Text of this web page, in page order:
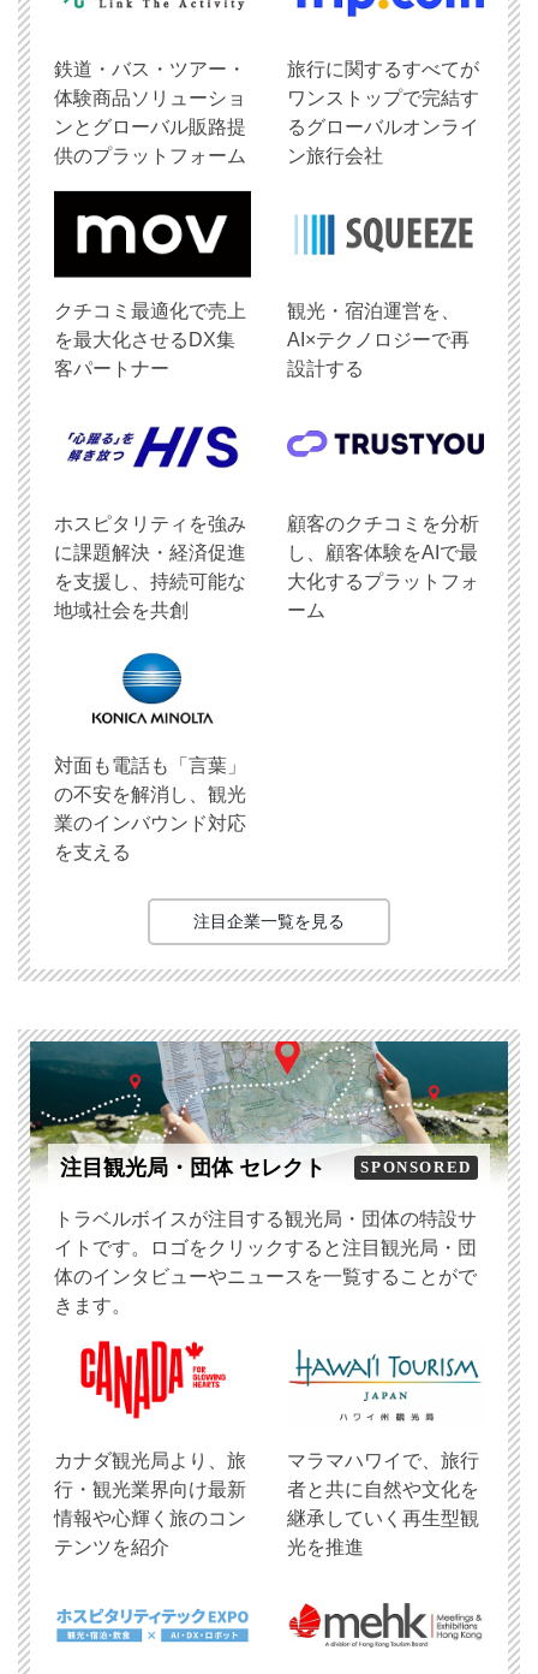
鉄道・バス・ツアー・
体験商品ソリューショ
ンとグローバル販路提
供のプラットフォーム
旅行に関するすべてが
ワンストップで完結す
るグローバルオンライ
ン旅行会社
クチコミ最適化で売上
を最大化させるDX集
客パートナー
観光・宿泊運営を、
AI×テクノロジーで再
設計する
ホスピタリティを強み
に課題解決・経済促進
を支援し、持続可能な
地域社会を共創
顧客のクチコミを分析
し、顧客体験をAIで最
大化するプラットフォ
ーム
対面も電話も「言葉」
の不安を解消し、観光
業のインバウンド対応
を支える
注目企業一覧を見る
注目観光局・団体 セレクト SPONSORED
トラベルボイスが注目する観光局・団体の特設サ
イトです。ロゴをクリックすると注目観光局・団
体のインタビューやニュースを一覧することがで
きます。
​カナダ観光局より、旅
行・観光業界向け最新
情報や心輝く旅のコン
テンツを紹介
マラマハワイで、旅行
者と共に自然や文化を
継承していく再生型観
光を推進